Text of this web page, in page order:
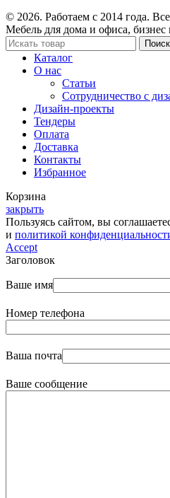
© 2026. Работаем с 2014 года.
Мебель для дома и офиса, бизнес
Поиск
Каталог
О нас
Статьи
Сотрудничество с
Дизайн-проекты
Тендеры
Оплата
Доставка
Контакты
Избранное
Корзина
закрыть
Пользуясь сайтом, вы
и политикой
Accept
Заголовок
Ваше имя
Номер телефона
Ваша почта
Ваше сообщение